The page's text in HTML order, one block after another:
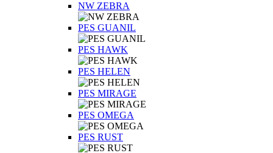
NW ZEBRA
PES GUANIL
PES HAWK
PES HELEN
PES MIRAGE
PES OMEGA
PES RUST